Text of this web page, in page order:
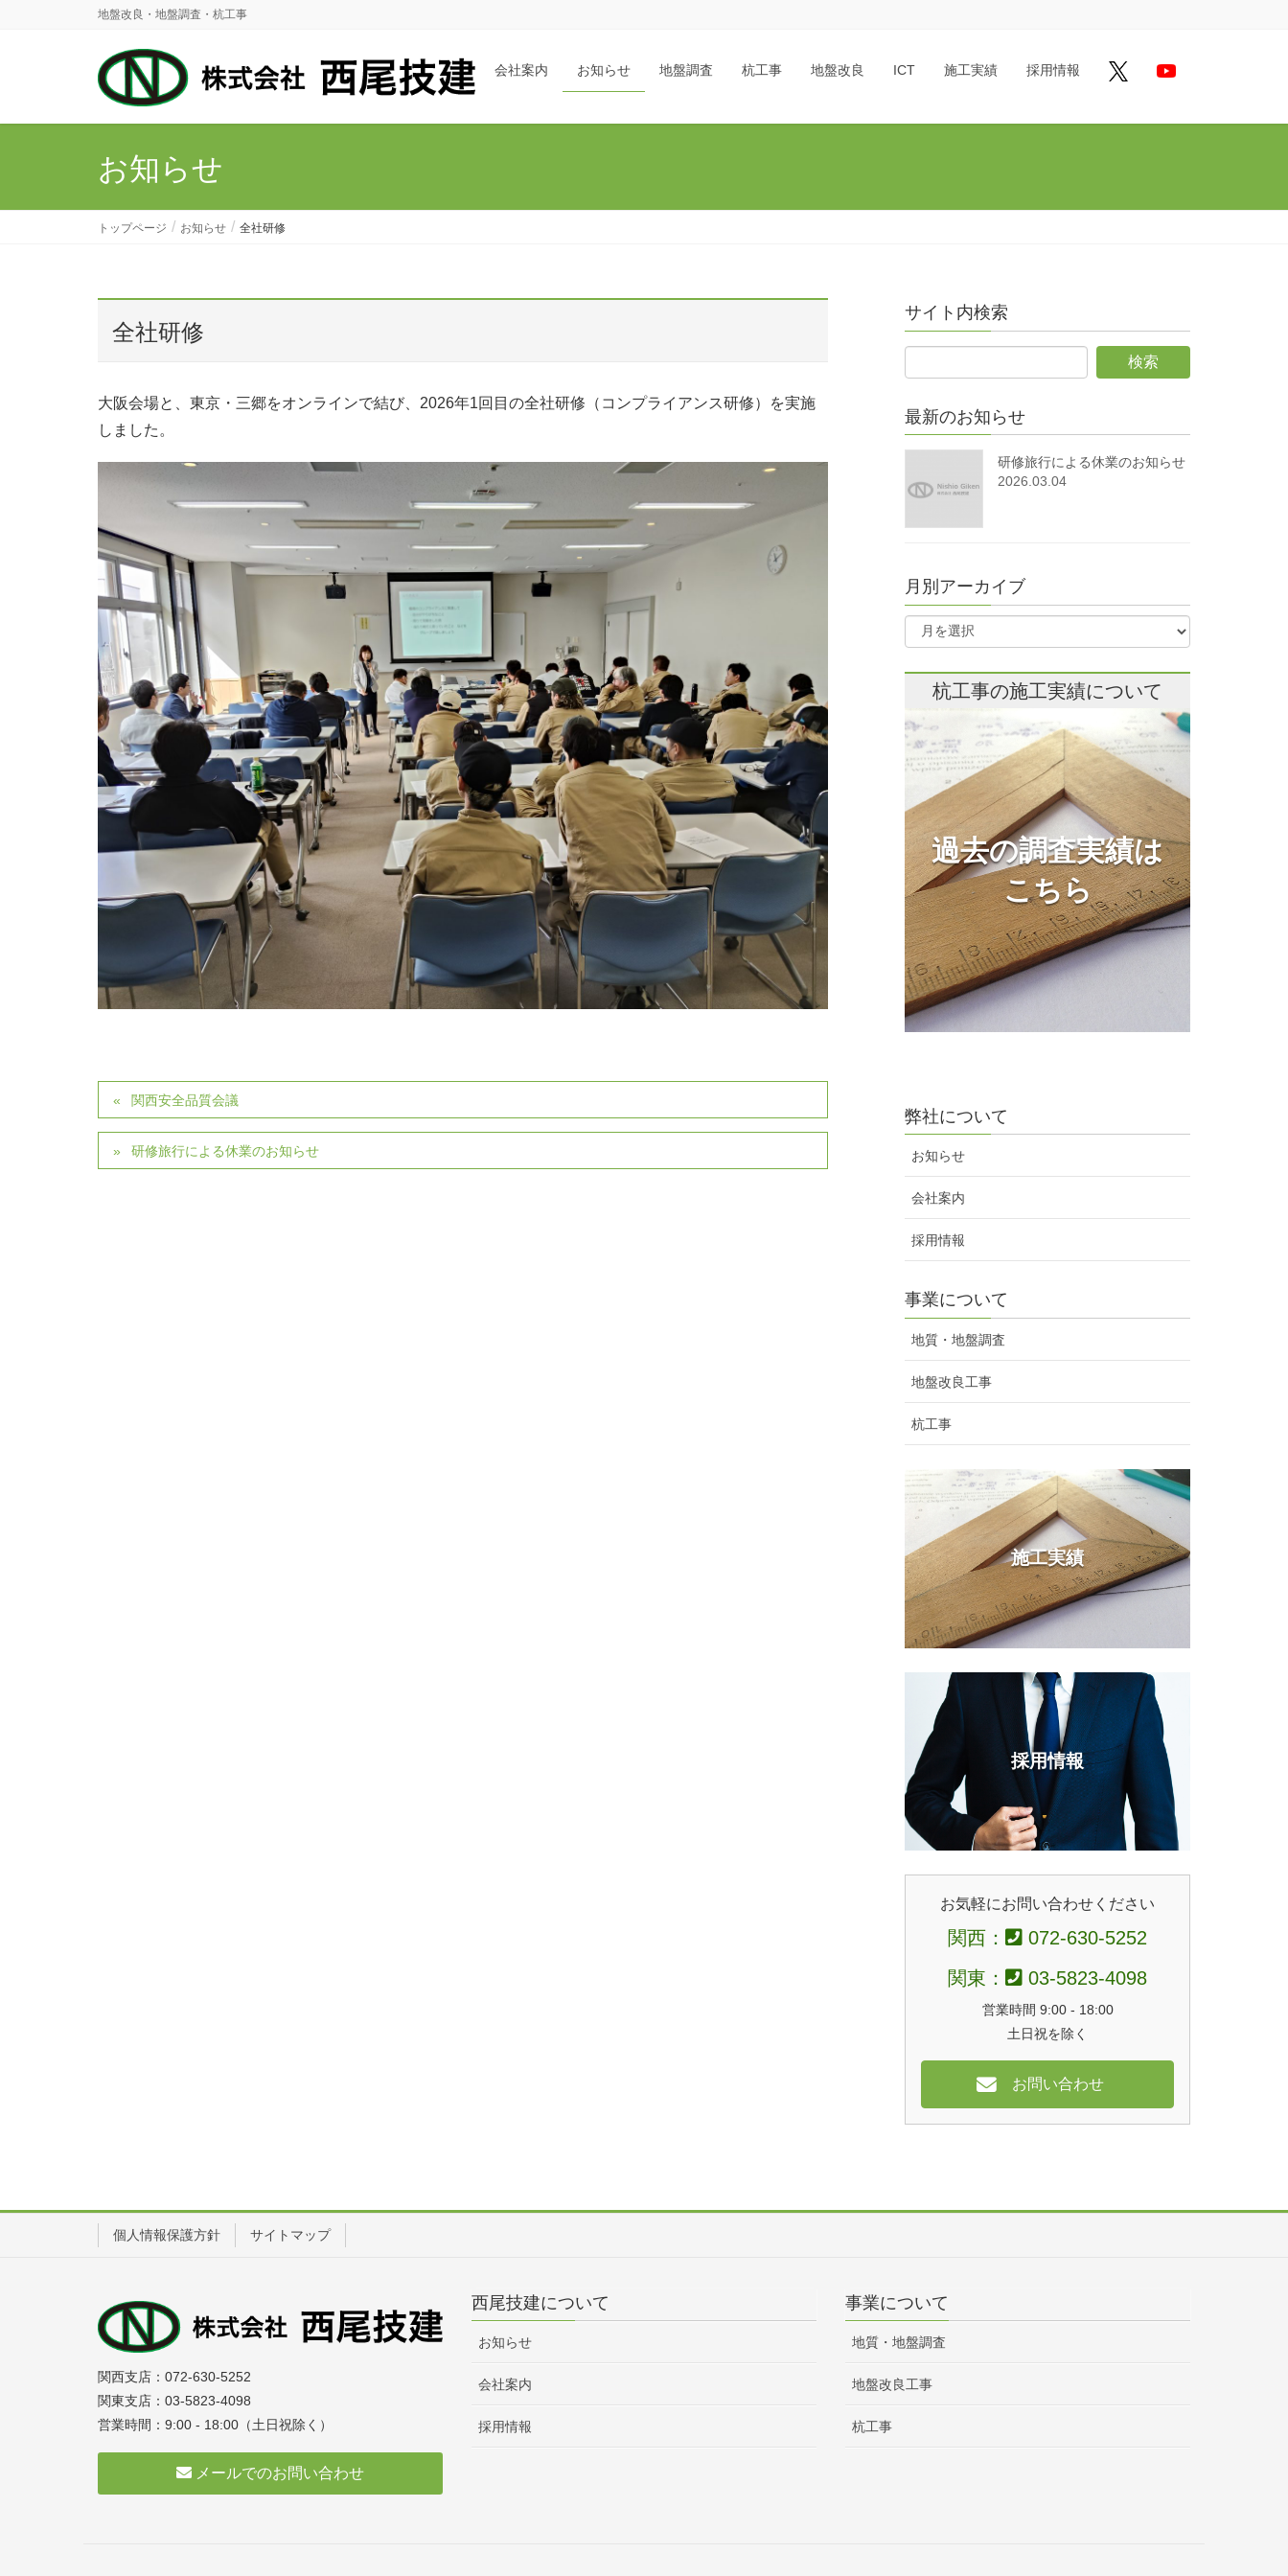
地盤改良・地盤調査・杭工事
会社案内 お知らせ 地盤調査 杭工事 地盤改良 ICT 施工実績 採用情報
お知らせ
トップページ お知らせ 全社研修
全社研修
大阪会場と、東京・三郷をオンラインで結び、2026年1回目の全社研修（コンプライアンス研修）を実施
しました。
関西安全品質会議
研修旅行による休業のお知らせ
サイト内検索
最新のお知らせ
研修旅行による休業のお知らせ
2026.03.04
月別アーカイブ
杭工事の施工実績について
過去の調査実績は
こちら
弊社について
お知らせ
会社案内
採用情報
事業について
地質・地盤調査
地盤改良工事
杭工事
施工実績
採用情報
お気軽にお問い合わせください
関西：
072-630-5252
関東：
03-5823-4098
営業時間 9:00 - 18:00
土日祝を除く
お問い合わせ
個人情報保護方針 サイトマップ
関西支店：072-630-5252
関東支店：03-5823-4098
営業時間：9:00 - 18:00（土日祝除く）
メールでのお問い合わせ
西尾技建について
お知らせ
会社案内
採用情報
事業について
地質・地盤調査
地盤改良工事
杭工事